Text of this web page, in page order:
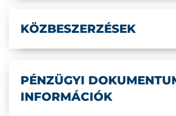
KÖZBESZERZÉSEK
PÉNZÜGYI
INFORMÁCIÓK